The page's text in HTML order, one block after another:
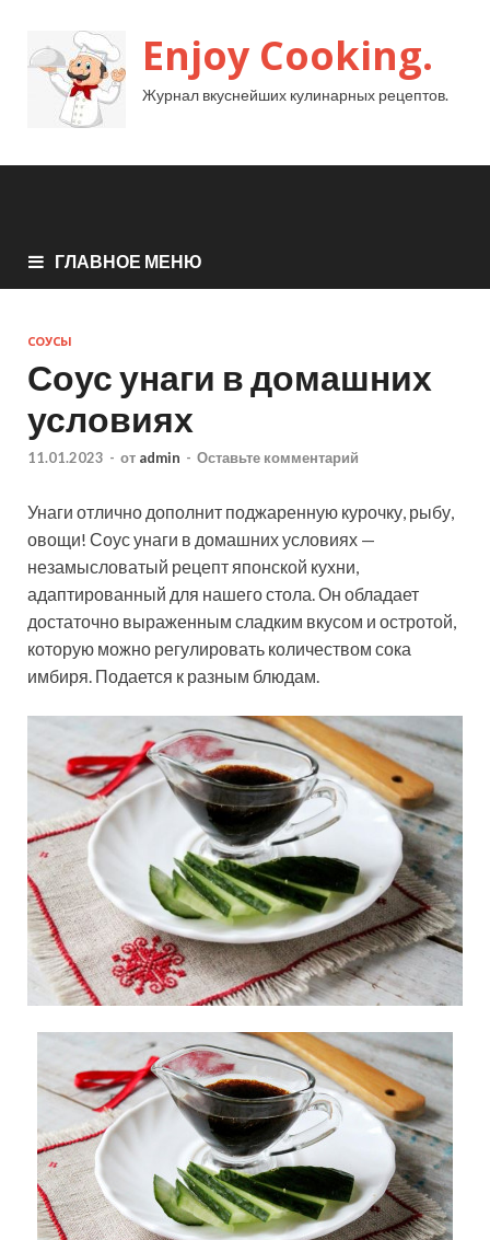
Enjoy Cooking.
Журнал вкуснейших кулинарных рецептов.
ГЛАВНОЕ МЕНЮ
СОУСЫ
Соус унаги в домашних
условиях
11.01.2023 - от admin - Оставьте комментарий
Унаги отлично дополнит поджаренную курочку, рыбу,
овощи! Соус унаги в домашних условиях —
незамысловатый рецепт японской кухни,
адаптированный для нашего стола. Он обладает
достаточно выраженным сладким вкусом и остротой,
которую можно регулировать количеством сока
имбиря. Подается к разным блюдам.